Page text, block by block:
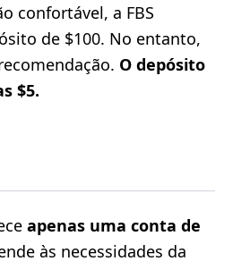
confortável, a FBS
de $100. No entanto,
O depósito
$5.
apenas uma conta de
às necessidades da